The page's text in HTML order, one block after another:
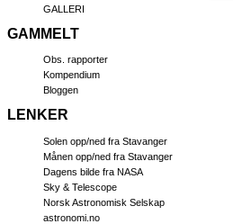
GALLERI
GAMMELT
Obs. rapporter
Kompendium
Bloggen
LENKER
Solen opp/ned fra Stavanger
Månen opp/ned fra Stavanger
Dagens bilde fra NASA
Sky & Telescope
Norsk Astronomisk Selskap
astronomi.no